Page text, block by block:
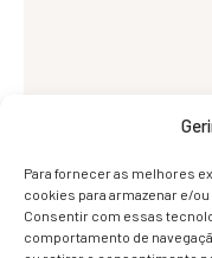
Para fornecer as melhores
cookies para armazenar e/
Consentir com essas
comportamento de
Azeite